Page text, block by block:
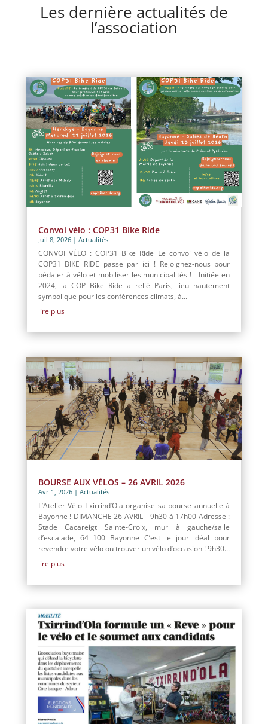
Les dernière actualités de
l’association
Convoi vélo : COP31 Bike Ride
Juil 8, 2026| Actualités
CONVOI VÉLO : COP31 Bike Ride Le convoi vélo de la
COP31 BIKE RIDE passe par ici ! Rejoignez-nous pour
pédaler à vélo et mobiliser les municipalités ! Initiée en
2024, la COP Bike Ride a relié Paris, lieu hautement
symbolique pour les conférences climats, à...
lire plus
BOURSE AUX VÉLOS – 26 AVRIL 2026
Avr 1, 2026| Actualités
L’Atelier Vélo Txirrind’Ola organise sa bourse annuelle à
Bayonne ! DIMANCHE 26 AVRIL – 9h30 à 17h00 Adresse :
Stade Cacareigt Sainte-Croix, mur à gauche/salle
d’escalade, 64 100 Bayonne C’est le jour idéal pour
revendre votre vélo ou trouver un vélo d’occasion ! 9h30...
lire plus